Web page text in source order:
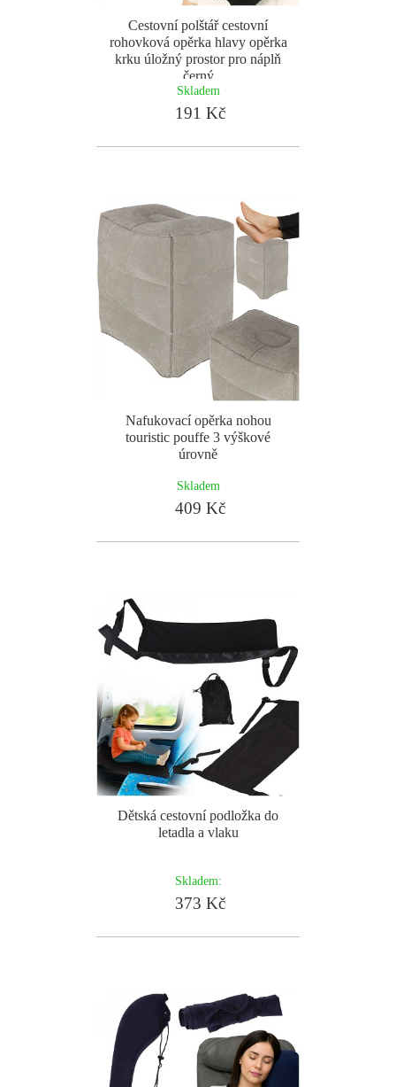
Cestovní polštář cestovní
rohovková opěrka hlavy opěrka
krku úložný prostor pro náplň
černý
Skladem
191 Kč
Nafukovací opěrka nohou
touristic pouffe 3 výškové
úrovně
Skladem
409 Kč
Dětská cestovní podložka do
letadla a vlaku
Skladem:
373 Kč